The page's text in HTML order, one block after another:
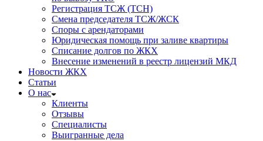
Регистрация ТСЖ (ТСН)
Смена председателя ТСЖ/ЖСК
Споры с арендаторами
Юридическая помощь при заливе квартиры
Списание долгов по ЖКХ
Внесение изменений в реестр лицензий МКД
Новости ЖКХ
Статьи
О нас
Клиенты
Отзывы
Специалисты
Выигранные дела